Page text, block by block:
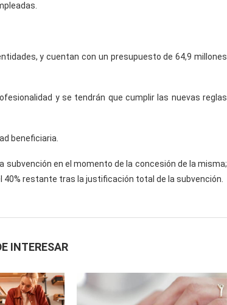
y cuentan con un presupuesto de 64,9 millones
y se tendrán que cumplir las nuevas reglas
beneficiaria.
subvención en el momento de la concesión de la misma;
40% restante tras la justificación total de la subvención.
INTERESAR